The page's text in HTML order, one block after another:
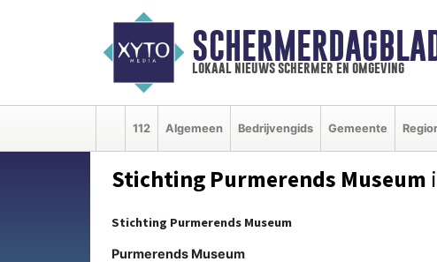
lokaal nieuws schermer en omgeving
112 Algemeen Bedrijvengids Gemeente
Stichting Purmerends Museum
Stichting Purmerends Museum
Purmerends Museum